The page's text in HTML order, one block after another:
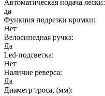
Автоматическая подача лески:
да
Функция подрезки кромки:
Нет
Велосипедная ручка:
Да
Led-подсветка:
Нет
Наличие реверса:
Да
Диаметр троса, (мм):